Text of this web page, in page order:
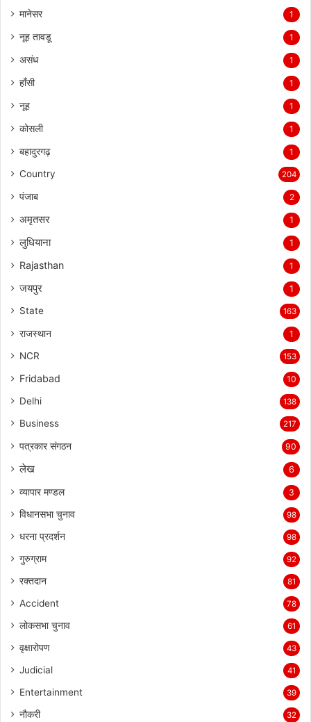
मानेसर 1
नूह तावडू 1
असंध 1
हाँसी 1
नूह 1
कोसली 1
बहादुरगढ़ 1
Country 204
पंजाब 2
अमृतसर 1
लुधियाना 1
Rajasthan 1
जयपुर 1
State 163
राजस्थान 1
NCR 153
Fridabad 10
Delhi 138
Business 217
पत्रकार संगठन 90
लेख 6
व्यापार मण्डल 3
विधानसभा चुनाव 98
धरना प्रदर्शन 98
गुरुग्राम 92
रक्तदान 81
Accident 78
लोकसभा चुनाव 61
वृक्षारोपण 43
Judicial 41
Entertainment 39
नौकरी 32